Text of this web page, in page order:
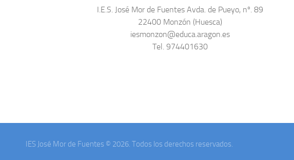
I.E.S. José Mor de Fuentes Avda. de Pueyo, nº. 89
22400 Monzón (Huesca)
iesmonzon@educa.aragon.es
Tel. 974401630
IES José Mor de Fuentes © 2026. Todos los derechos reservados.